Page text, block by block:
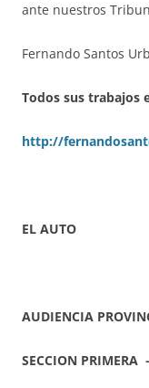
ante nuestros
Fernando Santos
Todos sus trabajos
http://
EL AUTO
AUDIENCIA
SECCION PRIMERA